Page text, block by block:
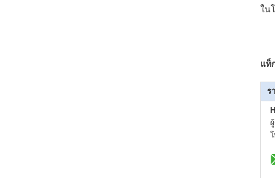
ใน
แท็
ร